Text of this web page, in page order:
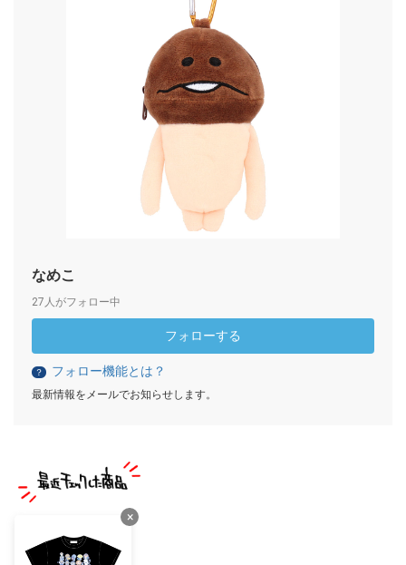
なめこ
27人がフォロー中
フォローする
？ フォロー機能とは？
最新情報をメールでお知らせします。
×